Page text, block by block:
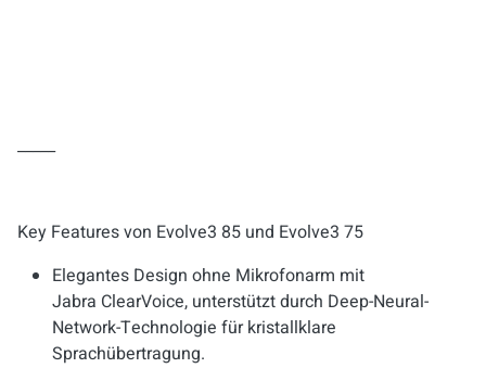
_____
Key Features von Evolve3 85 und Evolve3 75
Elegantes Design ohne Mikrofonarm mit
Jabra ClearVoice, unterstützt durch Deep-Neural-
Network-Technologie für kristallklare
Sprachübertragung.